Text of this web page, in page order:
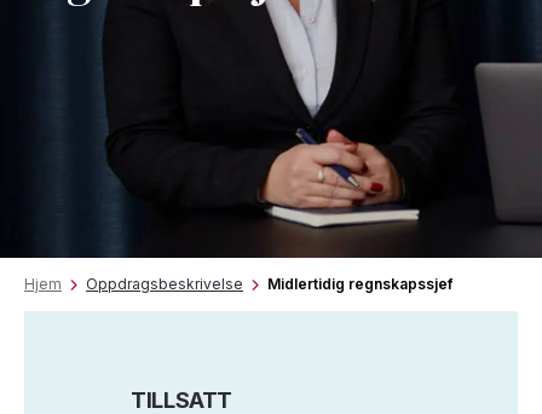
Hjem Oppdragsbeskrivelse Midlertidig regnskapssjef
TILLSATT